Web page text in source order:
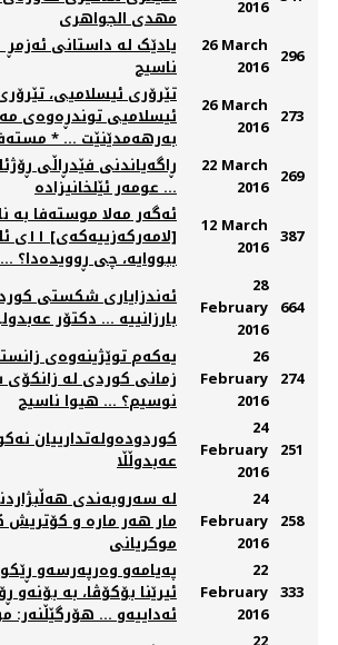
مهدی الجواهری
2016
ناسیح
26 March
2016 296
تێرۆری ئیسلامیی،
ئیسلامیی توندڕەوەی
بەرهەمدێنێت ... *
26 March
2016 273
ڕاگەیاندنی فێدڕاڵی
... عومەر ئێلخانیزادە
22 March
2016 269
ئەگەر مەلا موستەفا بە
ببووایە، چی ڕوویدەدا؟
12 March
2016 387
ئەندزایاری شکستی
بارزانییه ... دکتۆر
28
February
2016
664
یه‌که‌‌م توێژینه‌وه‌ی
زمانی کوردی له‌ زانکۆی
نوسیم؟ ... هیوا ناسیح
26
February
2016
274
كوردوده‌وله‌تدارییان
عەبدوڵڵا
24
February
2016
251
لە سەروبەندی
مار هەر مارە و كۆتريش
موكريانی
24
February
2016
258
پەیامەو وەرپەرسەو
ئیرێنا بۆکۆڤا، بە
ئەداییەو ... هۆرگێڵنەر:
22
February
2016
333